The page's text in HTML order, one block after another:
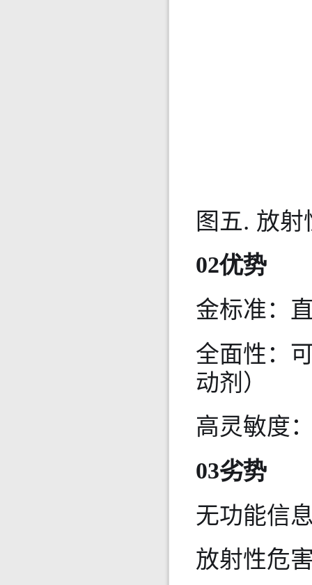
图五. 放
02优势
金标准：
全面性：
动剂）
高灵敏度
03劣势
无功能信
放射性危